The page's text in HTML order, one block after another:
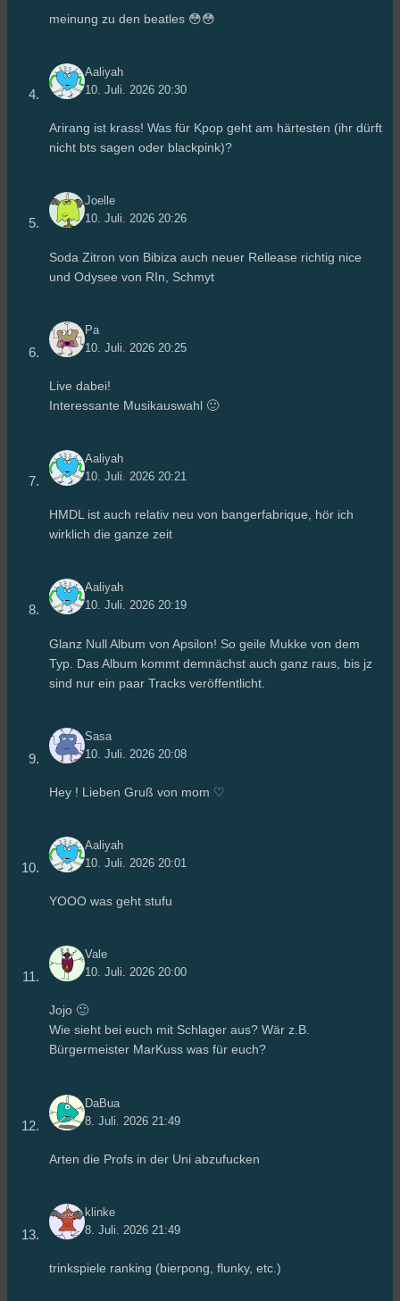
meinung zu den beatles 😳😳
Aaliyah
10. Juli. 2026 20:30
Arirang ist krass! Was für Kpop geht am härtesten (ihr dürft
nicht bts sagen oder blackpink)?
Joelle
10. Juli. 2026 20:26
Soda Zitron von Bibiza auch neuer Rellease richtig nice
und Odysee von RIn, Schmyt
Pa
10. Juli. 2026 20:25
Live dabei!
Interessante Musikauswahl 🙂
Aaliyah
10. Juli. 2026 20:21
HMDL ist auch relativ neu von bangerfabrique, hör ich
wirklich die ganze zeit
Aaliyah
10. Juli. 2026 20:19
Glanz Null Album von Apsilon! So geile Mukke von dem
Typ. Das Album kommt demnächst auch ganz raus, bis jz
sind nur ein paar Tracks veröffentlicht.
Sasa
10. Juli. 2026 20:08
Hey ! Lieben Gruß von mom ♡
Aaliyah
10. Juli. 2026 20:01
YOOO was geht stufu
Vale
10. Juli. 2026 20:00
Jojo 🙂
Wie sieht bei euch mit Schlager aus? Wär z.B.
Bürgermeister MarKuss was für euch?
DaBua
8. Juli. 2026 21:49
Arten die Profs in der Uni abzufucken
klinke
8. Juli. 2026 21:49
trinkspiele ranking (bierpong, flunky, etc.)